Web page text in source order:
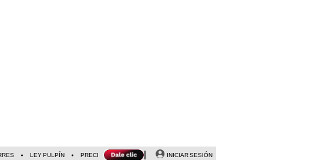
LEY PULPÍN PRECIO DEL DÓLAR CORTE DE LUZ VIERNES 7 DE AGOSTO
INICIAR SESIÓN